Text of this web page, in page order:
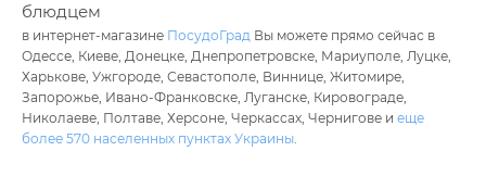
блюдцем
в интернет-магазине ПосудоГрад Вы можете прямо сейчас в
Одессе, Киеве, Донецке, Днепропетровске, Мариуполе, Луцке,
Харькове, Ужгороде, Севастополе, Виннице, Житомире,
Запорожье, Ивано-Франковске, Луганске, Кировограде,
Николаеве, Полтаве, Херсоне, Черкассах, Чернигове и еще
более 570 населенных пунктах Украины.